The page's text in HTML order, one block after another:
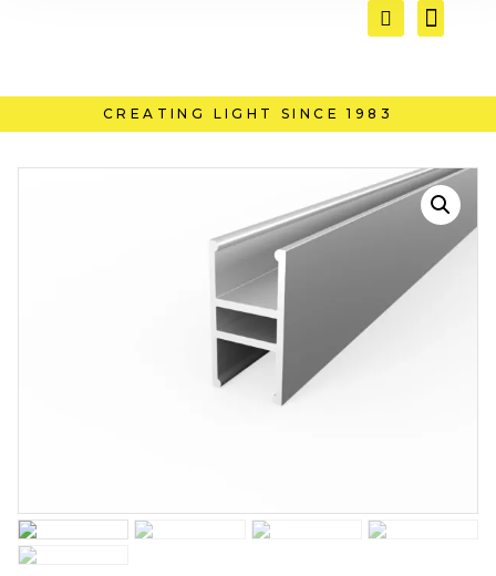
CREATING LIGHT SINCE 1983